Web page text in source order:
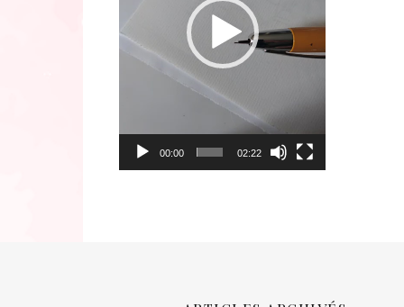
00:00 02:22